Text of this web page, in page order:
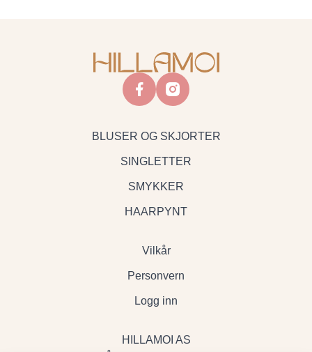
facebookinstagram
BLUSER OG SKJORTER
SINGLETTER
SMYKKER
HAARPYNT
Vilkår
Personvern
Logg inn
HILLAMOI AS